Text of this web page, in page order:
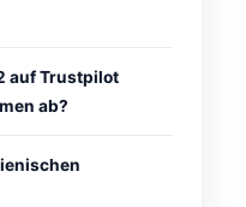
auf Trustpilot
ab?